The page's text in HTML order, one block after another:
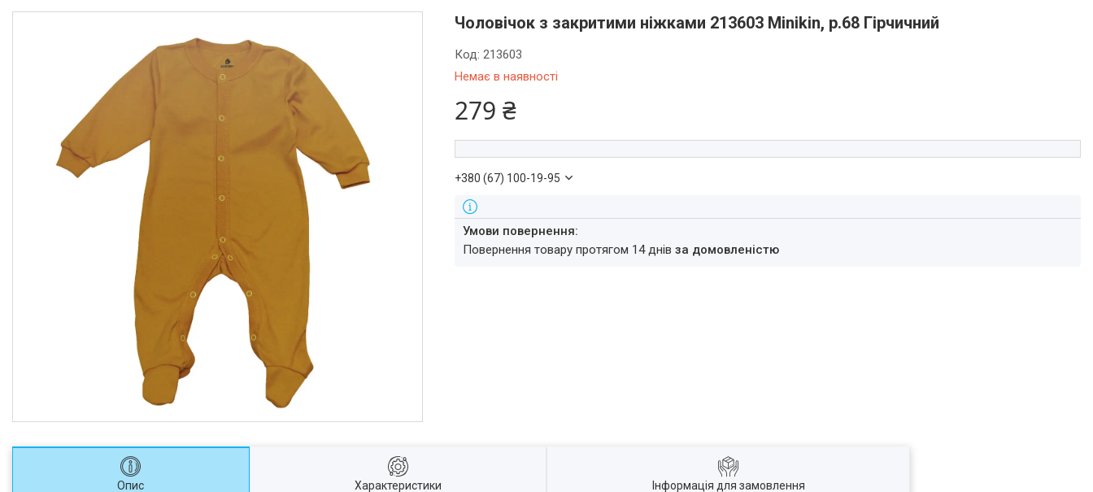
Чоловічок з закритими ніжками 213603 Minikin, р.68 Гірчичний
Немає в наявності
Код:213603
279 ₴
+380 (67) 100-19-95
повернення товару протягом 14 днівза домовленістю
Опис Характеристики Інформація для замовлення